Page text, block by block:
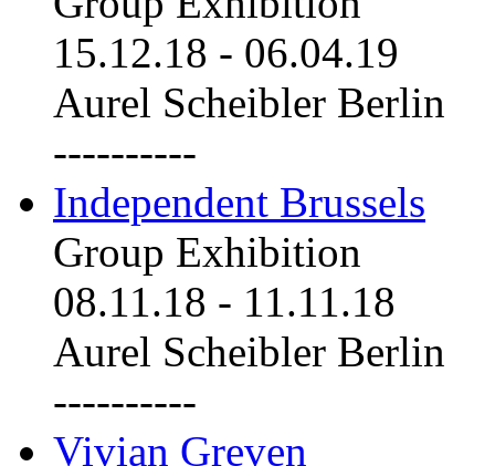
15.12.18 - 06.04.19
Aurel Scheibler Berlin
----------
Independent Brussels
Group Exhibition
08.11.18 - 11.11.18
Aurel Scheibler Berlin
----------
Vivian Greven